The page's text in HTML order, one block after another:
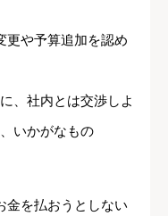
更や予算追加を認め
、社内とは交渉しよ
いかがなもの
金を払おうとしない